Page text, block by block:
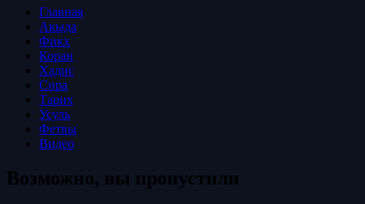
Главная
Акыда
Фикх
Коран
Хадис
Сира
Тарих
Усуль
Фетвы
Видео
Возможно, вы пропустили